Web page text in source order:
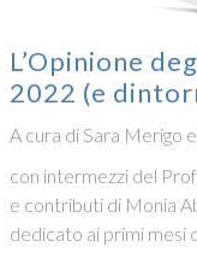
L’Opinione
2022 (e
A cura di Sara Merigo
con intermezzi del
e contributi di Monia
dedicato ai primi mesi